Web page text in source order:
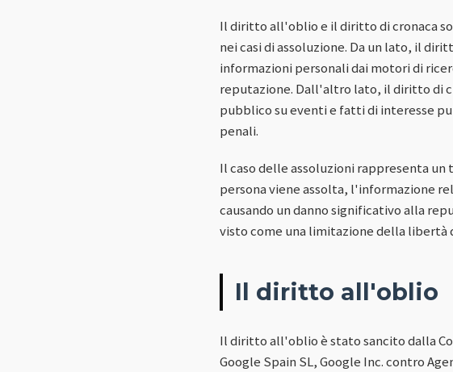
Il diritto all'oblio e il diritto di cronaca
nei casi di assoluzione. Da un lato, il
informazioni personali dai motori di
reputazione. Dall'altro lato, il diritto di
pubblico su eventi e fatti di interesse
penali.
Il caso delle assoluzioni rappresenta
persona viene assolta, l'informazione
causando un danno significativo alla
visto come una limitazione della
Il diritto all'oblio
Il diritto all'oblio è stato sancito dalla
Google Spain SL, Google Inc. contro